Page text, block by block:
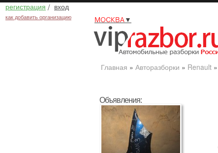
регистрация / вход
как добавить организацию МОСКВА▼
Главная » Авторазборки » Renault»
Объявления: